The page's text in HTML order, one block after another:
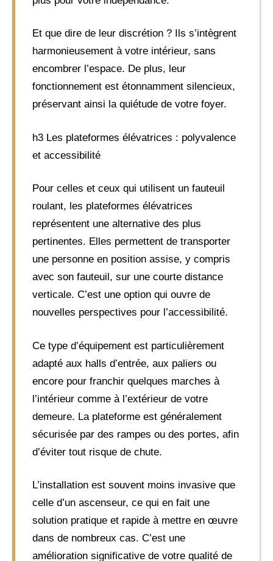
Et que dire de leur discrétion ? Ils s’intègrent
harmonieusement à votre intérieur, sans
encombrer l’espace. De plus, leur
fonctionnement est étonnamment silencieux,
préservant ainsi la quiétude de votre foyer.
h3 Les plateformes élévatrices : polyvalence
et accessibilité
Pour celles et ceux qui utilisent un fauteuil
roulant, les plateformes élévatrices
représentent une alternative des plus
pertinentes. Elles permettent de transporter
une personne en position assise, y compris
avec son fauteuil, sur une courte distance
verticale. C’est une option qui ouvre de
nouvelles perspectives pour l’accessibilité.
Ce type d’équipement est particulièrement
adapté aux halls d’entrée, aux paliers ou
encore pour franchir quelques marches à
l’intérieur comme à l’extérieur de votre
demeure. La plateforme est généralement
sécurisée par des rampes ou des portes, afin
d’éviter tout risque de chute.
L’installation est souvent moins invasive que
celle d’un ascenseur, ce qui en fait une
solution pratique et rapide à mettre en œuvre
dans de nombreux cas. C’est une
amélioration significative de votre qualité de